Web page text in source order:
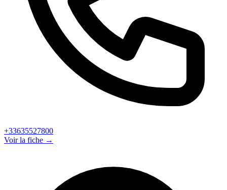
+33635527800
Voir la fiche →